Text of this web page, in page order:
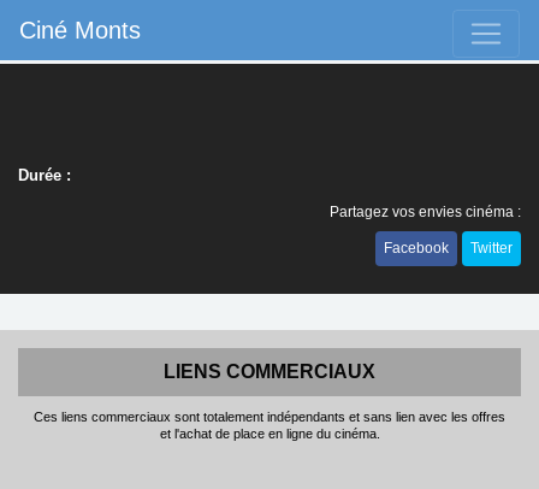
Ciné Monts
Durée :
Partagez vos envies cinéma :
Facebook Twitter
LIENS COMMERCIAUX
Ces liens commerciaux sont totalement indépendants et sans lien avec les offres
et l'achat de place en ligne du cinéma.